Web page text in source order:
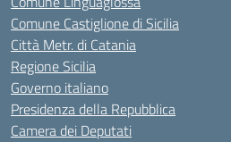
Comune Castiglione di Sicilia
Città Metr. di Catania
Regione Sicilia
Governo italiano
Presidenza della Repubblica
Camera dei Deputati